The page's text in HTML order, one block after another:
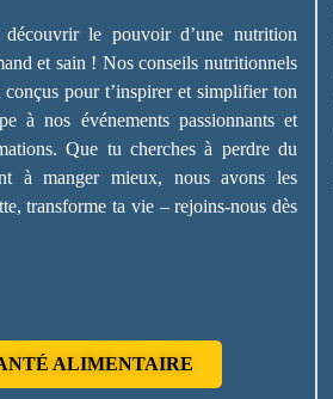
le pouvoir d’une nutrition
et sain ! Nos conseils nutritionnels
pour t’inspirer et simplifier ton
à nos événements passionnants et
Que tu cherches à perdre du
à manger mieux, nous avons les
transforme ta vie – rejoins-nous dès
ALIMENTAIRE